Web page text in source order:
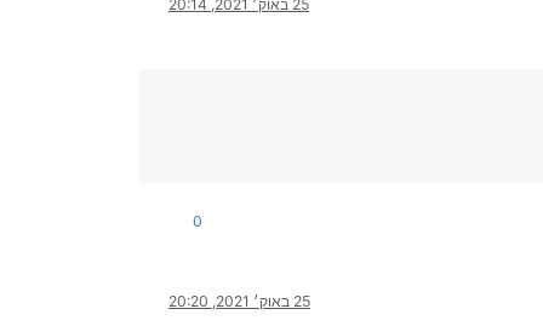
25 באוק׳ 2021, 20:14
0
25 באוק׳ 2021, 20:20